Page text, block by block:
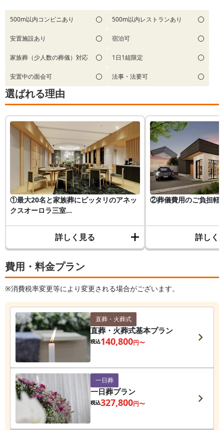
費用・料金プラン
※消費税率変更等により変更される場合がございます。
直葬・火葬式
直葬・火葬式基本プラン
税込140,800円〜
一日葬
一日葬プラン
税込327,800円〜
500m以内コンビニあり 500m以内レストランあり
安置施設あり 宿泊可
家族葬（少人数の葬儀）対応 1日1組限定
安置中の面会可 法事・法要可
選ばれる理由
①最大20名と家族葬にピッタリのアネッ
クスオーロラ三室...
詳しく見る
②葬儀費用のご負担軽
詳しく